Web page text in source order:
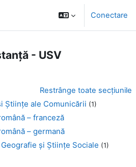
Conectare
- USV
Restrânge toate secțiunile
Ştiinţe ale Comunicării (1)
– franceză
– germană
și Științe Sociale (1)